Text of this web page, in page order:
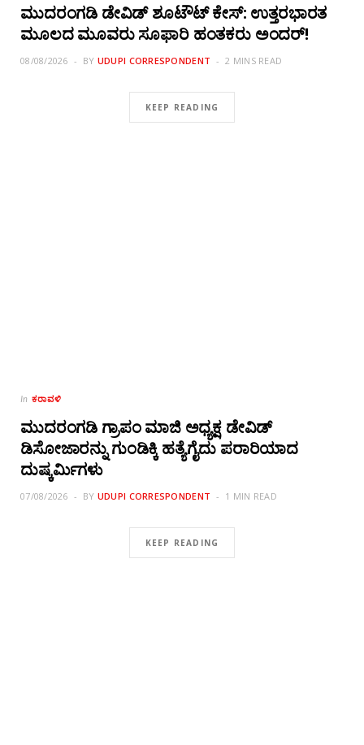
ಮುದರಂಗಡಿ ಡೇವಿಡ್ ಶೂಟೌಟ್ ಕೇಸ್: ಉತ್ತರಭಾರತ
ಮೂಲದ ಮೂವರು ಸೂಫಾರಿ ಹಂತಕರು ಅಂದರ್!
08/08/2026 BY UDUPI CORRESPONDENT 2 MINS READ
KEEP READING
In ಕರಾವಳಿ
ಮುದರಂಗಡಿ ಗ್ರಾಪಂ ಮಾಜಿ ಅಧ್ಯಕ್ಷ ಡೇವಿಡ್
ಡಿಸೋಜಾರನ್ನು ಗುಂಡಿಕ್ಕಿ ಹತ್ಯೆಗೈದು ಪರಾರಿಯಾದ
ದುಷ್ಕರ್ಮಿಗಳು
07/08/2026 BY UDUPI CORRESPONDENT 1 MIN READ
KEEP READING